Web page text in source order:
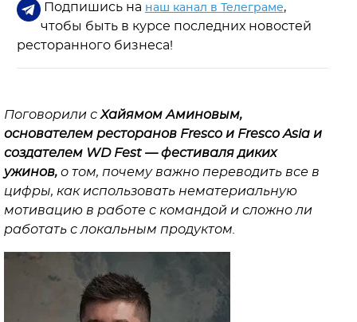
Подпишись на наш канал в Телеграме,
чтобы быть в курсе последних новостей
ресторанного бизнеса!
Поговорили с Хайямом Аминовым,
основателем ресторанов Fresco и Fresco Asia и
создателем WD Fest — фестиваля диких
ужинов, о том, почему важно переводить все в
цифры, как использовать нематериальную
мотивацию в работе с командой и сложно ли
работать с локальным продуктом.